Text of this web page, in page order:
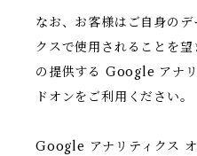
なお、お客様はご自身の
クスで使用されることを
の提供する Google アナ
ドオンをご利用ください。
Google アナリティクス